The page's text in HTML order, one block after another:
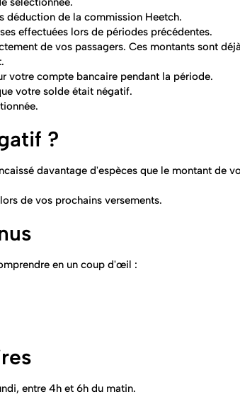
déduction de la commission Heetch.
effectuées lors de périodes précédentes.
de vos passagers. Ces montants sont déjà
votre compte bancaire pendant la période.
votre solde était négatif.
?
davantage d'espèces que le montant de
de vos prochains versements.
en un coup d'œil :
entre 4h et 6h du matin.